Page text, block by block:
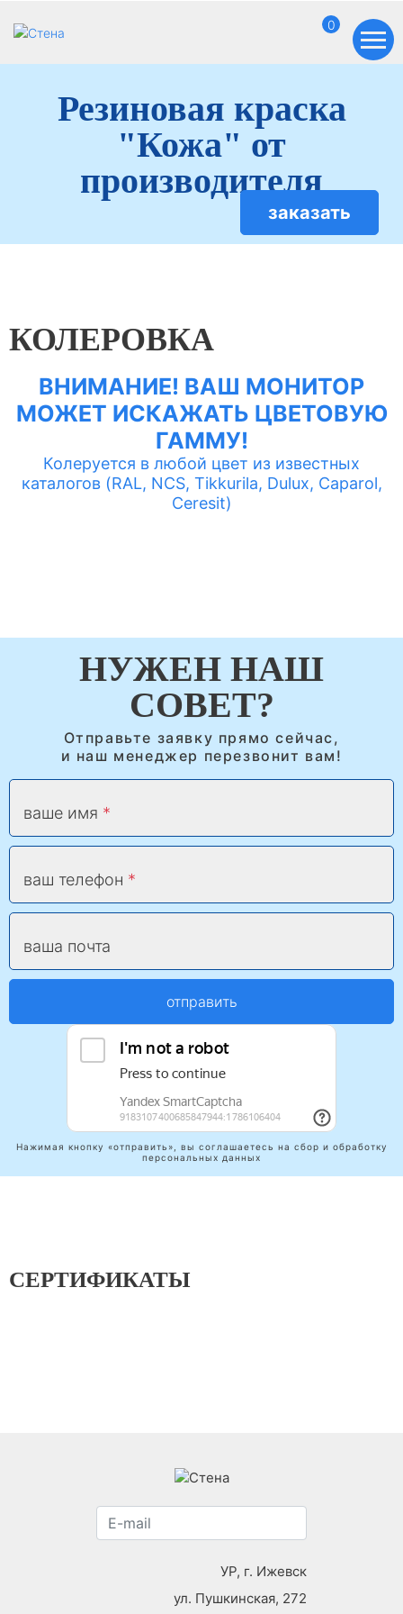
0
Резиновая краска
"Кожа" от
производителя
заказать
КОЛЕРОВКА
ВНИМАНИЕ! ВАШ МОНИТОР
МОЖЕТ ИСКАЖАТЬ ЦВЕТОВУЮ
ГАММУ!
Колеруется в любой цвет из известных
каталогов (RAL, NCS, Tikkurila, Dulux, Caparol,
Ceresit)
НУЖЕН НАШ
СОВЕТ?
Отправьте заявку прямо сейчас,
и наш менеджер перезвонит вам!
ваше имя
ваш телефон
ваша почта
отправить
Нажимая кнопку «отправить», вы соглашаетесь на сбор и обработку
персональных данных
СЕРТИФИКАТЫ
УР, г. Ижевск
ул. Пушкинская, 272